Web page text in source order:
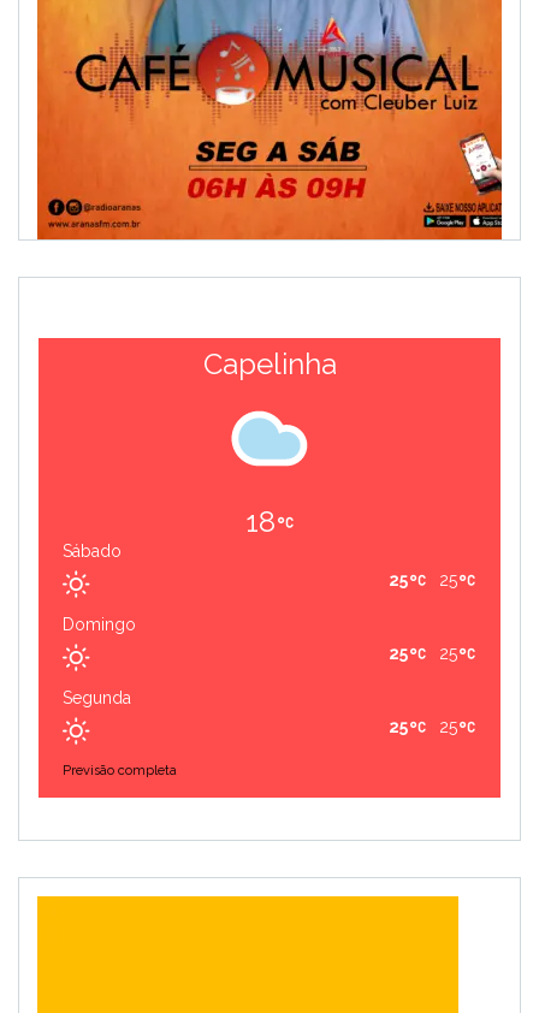
Capelinha
18
Sábado
25
25
Domingo
25
25
Segunda
25
25
Previsão completa